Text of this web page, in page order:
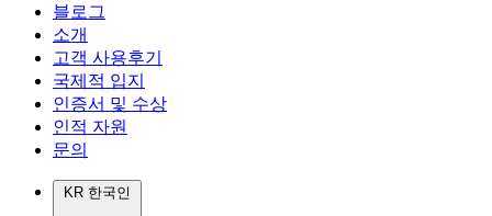
블로그
소개
고객 사용후기
국제적 입지
인증서 및 수상
인적 자원
문의
KR 한국인